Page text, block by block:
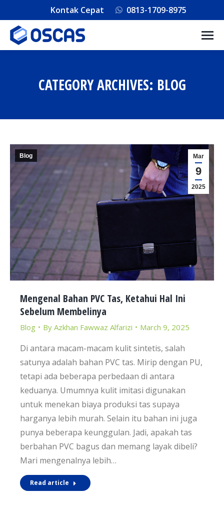
Kontak Cepat 0813-1709-8975
CATEGORY ARCHIVES: BLOG
Mar
9
2025
Blog
Mengenal Bahan PVC Tas, Ketahui Hal Ini
Sebelum Membelinya
Blog By Azkhan Fawwaz Alfarizi March 9, 2025
Di antara macam-macam kulit sintetis, salah
satunya adalah bahan PVC tas. Mirip dengan PU,
tetapi ada beberapa perbedaan di antara
keduanya. Umumnya kulit imitasi digunakan
untuk menekan biaya produksi tas supaya
harganya lebih murah. Selain itu bahan ini juga
punya beberapa keunggulan. Jadi, apakah tas
berbahan PVC bagus dan memang layak dibeli?
Mari mengenalnya lebih…
Read article